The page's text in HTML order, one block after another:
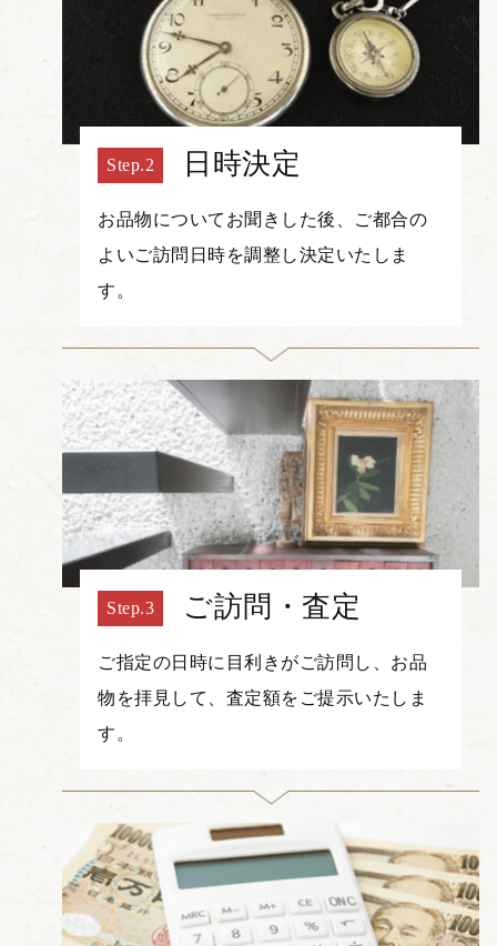
日時決定
お品物についてお聞きした後、ご都合の
よいご訪問日時を調整し決定いたしま
す。
ご訪問・査定
ご指定の日時に目利きがご訪問し、お品
物を拝見して、査定額をご提示いたしま
す。